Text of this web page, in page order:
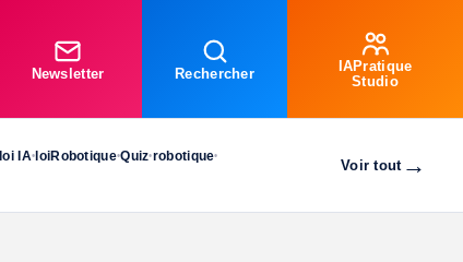
Newsletter Rechercher
IAPratique
Studio
loi IA• loiRobotique•Quiz•robotique•
Voir tout→